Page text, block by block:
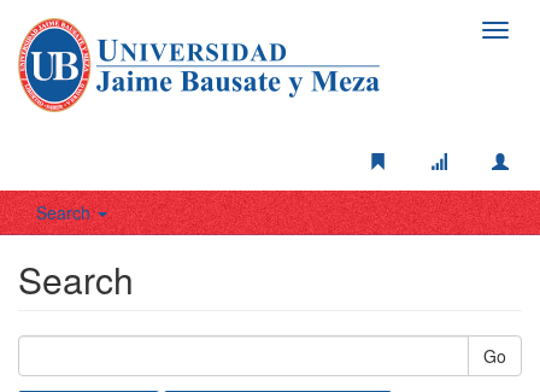
Search
Search
Go